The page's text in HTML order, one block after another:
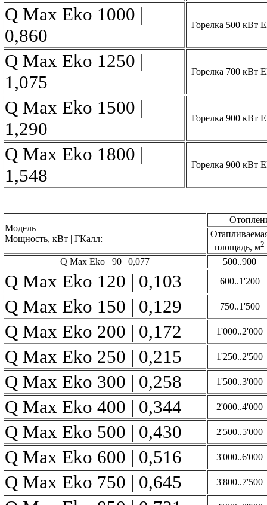
Q Max Eko 1000 |
0,860
| Горелка 500 кВт
Q Max Eko 1250 |
1,075
| Горелка 700 кВт
Q Max Eko 1500 |
1,290
| Горелка 900 кВт
Q Max Eko 1800 |
1,548
| Горелка 900 кВт
Модель
Мощность, кВт | ГКалл:
площадь, м2
Q Max Eko 90 | 0,077 500..900
Q Max Eko 120 | 0,103 600..1'200
Q Max Eko 150 | 0,129 750..1'500
Q Max Eko 200 | 0,172 1'000..2'000
Q Max Eko 250 | 0,215 1'250..2'500
Q Max Eko 300 | 0,258 1'500..3'000
Q Max Eko 400 | 0,344 2'000..4'000
Q Max Eko 500 | 0,430 2'500..5'000
Q Max Eko 600 | 0,516 3'000..6'000
Q Max Eko 750 | 0,645 3'800..7'500